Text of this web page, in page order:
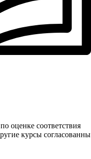
оценке соответствия
курсы согласованны